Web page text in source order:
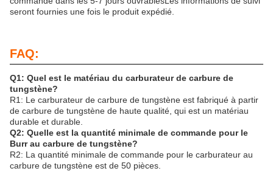
seront fournies une fois le produit expédié.
FAQ:
Q1: Quel est le matériau du carburateur de carbure de
tungstène?
R1: Le carburateur de carbure de tungstène est fabriqué à partir
de carbure de tungstène de haute qualité, qui est un matériau
durable et durable.
Q2: Quelle est la quantité minimale de commande pour le
Burr au carbure de tungstène?
R2: La quantité minimale de commande pour le carburateur au
carbure de tungstène est de 50 pièces.